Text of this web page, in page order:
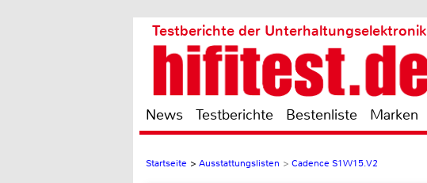
Testberichte der Unterhaltungselektronik
News Testberichte Bestenliste Marken
Startseite > Ausstattungslisten > Cadence S1W15.V2